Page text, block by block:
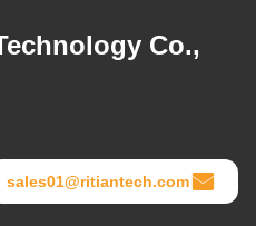
Co.,
sales01@ritiantech.com